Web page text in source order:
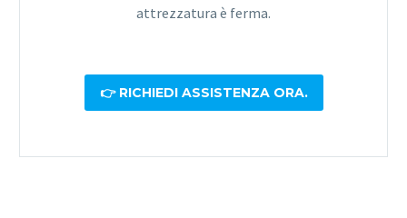
attrezzatura è ferma.
👉 RICHIEDI ASSISTENZA ORA.